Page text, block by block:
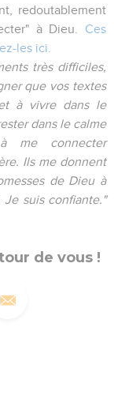
redoutablement
à Dieu. Ces
les ici.
très difficiles,
que vos textes
à vivre dans le
dans le calme
me connecter
Ils me donnent
de Dieu à
Je suis confiante."
de vous !